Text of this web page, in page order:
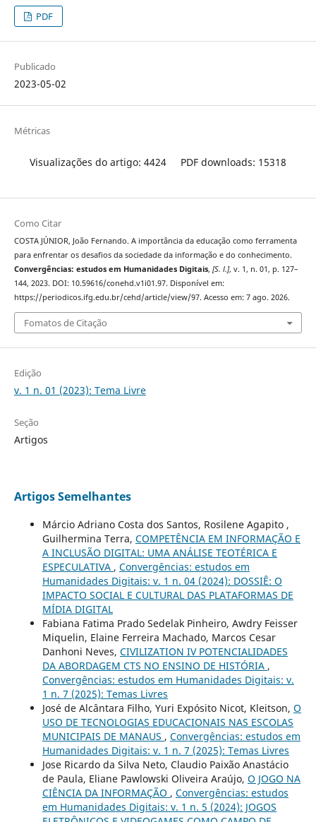
PDF
Publicado
2023-05-02
Métricas
Visualizações do artigo: 4424 PDF downloads: 15318
Como Citar
COSTA JÚNIOR, João Fernando. A importância da educação como ferramenta
para enfrentar os desafios da sociedade da informação e do conhecimento.
Convergências: estudos em Humanidades Digitais, [S. l.], v. 1, n. 01, p. 127–
144, 2023. DOI: 10.59616/conehd.v1i01.97. Disponível em:
https://periodicos.ifg.edu.br/cehd/article/view/97. Acesso em: 7 ago. 2026.
Fomatos de Citação
Edição
v. 1 n. 01 (2023): Tema Livre
Seção
Artigos
Artigos Semelhantes
Márcio Adriano Costa dos Santos, Rosilene Agapito ,
Guilhermina Terra, COMPETÊNCIA EM INFORMAÇÃO E
A INCLUSÃO DIGITAL: UMA ANÁLISE TEOTÉRICA E
ESPECULATIVA , Convergências: estudos em
Humanidades Digitais: v. 1 n. 04 (2024): DOSSIÊ: O
IMPACTO SOCIAL E CULTURAL DAS PLATAFORMAS DE
MÍDIA DIGITAL
Fabiana Fatima Prado Sedelak Pinheiro, Awdry Feisser
Miquelin, Elaine Ferreira Machado, Marcos Cesar
Danhoni Neves, CIVILIZATION IV POTENCIALIDADES
DA ABORDAGEM CTS NO ENSINO DE HISTÓRIA ,
Convergências: estudos em Humanidades Digitais: v.
1 n. 7 (2025): Temas Livres
José de Alcântara Filho, Yuri Expósito Nicot, Kleitson, O
USO DE TECNOLOGIAS EDUCACIONAIS NAS ESCOLAS
MUNICIPAIS DE MANAUS , Convergências: estudos em
Humanidades Digitais: v. 1 n. 7 (2025): Temas Livres
Jose Ricardo da Silva Neto, Claudio Paixão Anastácio
de Paula, Eliane Pawlowski Oliveira Araújo, O JOGO NA
CIÊNCIA DA INFORMAÇÃO , Convergências: estudos
em Humanidades Digitais: v. 1 n. 5 (2024): JOGOS